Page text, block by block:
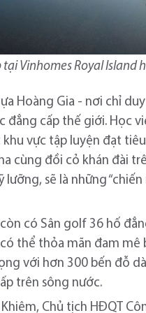
Vinhomes Royal
Hoàng Gia - nơi chỉ
đẳng cấp thế giới. Học
khu vực tập luyện đạt
cùng đồi cỏ khán đài
sẽ là những
có Sân golf 36 hố
thể thỏa mãn đam
với hơn 300 bến đỗ
trên sông nước.
Khiêm, Chủ tịch HĐQT